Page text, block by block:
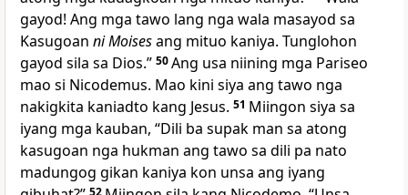
gayod! Ang mga tawo lang nga wala masayod sa
Kasugoan ni Moisesang mituo kaniya. Tunglohon
gayod sila sa Dios.” 50Ang usa niining mga Pariseo
mao si Nicodemus. Mao kini siya ang tawo nga
nakigkita kaniadto kang Jesus. 51 Miingon siya sa
iyang mga kauban, “Dili ba supak man sa atong
kasugoan nga hukman ang tawo sa dili pa nato
madungog gikan kaniya kon unsa ang iyang
52